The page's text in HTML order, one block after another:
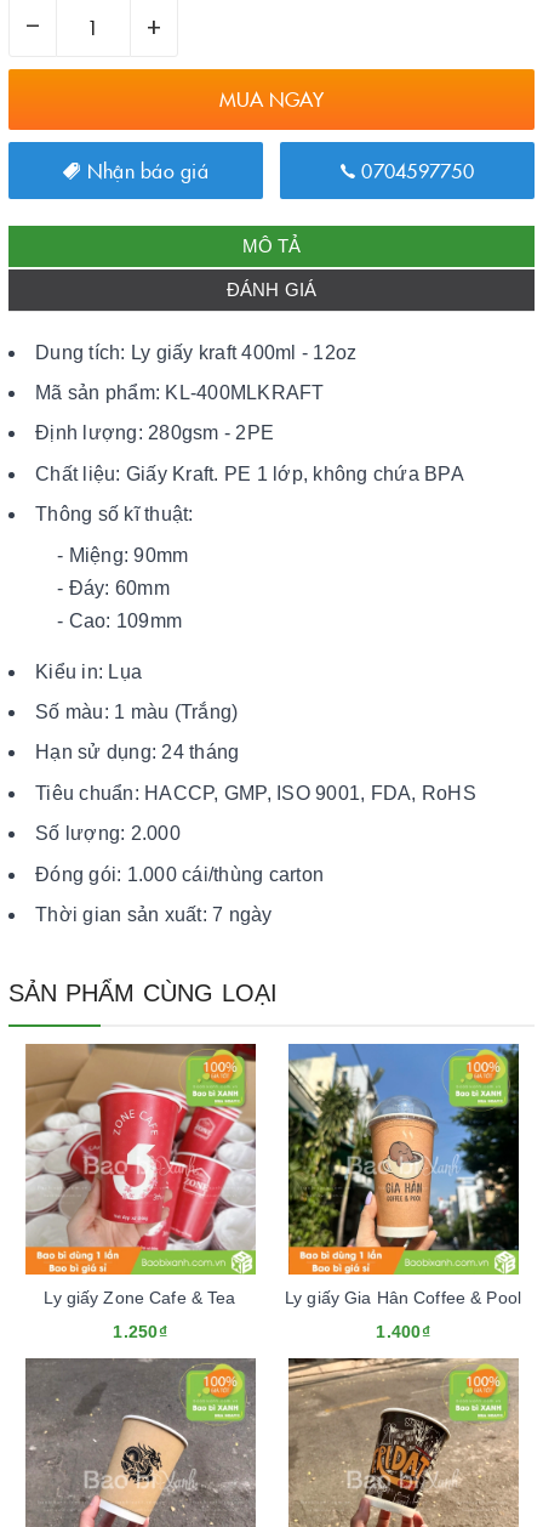
– +
MUA NGAY
Nhận báo giá 0704597750
MÔ TẢ
ĐÁNH GIÁ
Dung tích: Ly giấy kraft 400ml - 12oz
Mã sản phẩm: KL-400MLKRAFT
Định lượng: 280gsm - 2PE
Chất liệu: Giấy Kraft. PE 1 lớp, không chứa BPA
Thông số kĩ thuật:
- Miệng: 90mm
- Đáy: 60mm
- Cao: 109mm
Kiểu in: Lụa
Số màu: 1 màu (Trắng)
Hạn sử dụng: 24 tháng
Tiêu chuẩn: HACCP, GMP, ISO 9001, FDA, RoHS
Số lượng: 2.000
Đóng gói: 1.000 cái/thùng carton
Thời gian sản xuất: 7 ngày
SẢN PHẨM CÙNG LOẠI
Ly giấy Zone Cafe & Tea
1.250₫
Ly giấy Gia Hân Coffee & Pool
1.400₫